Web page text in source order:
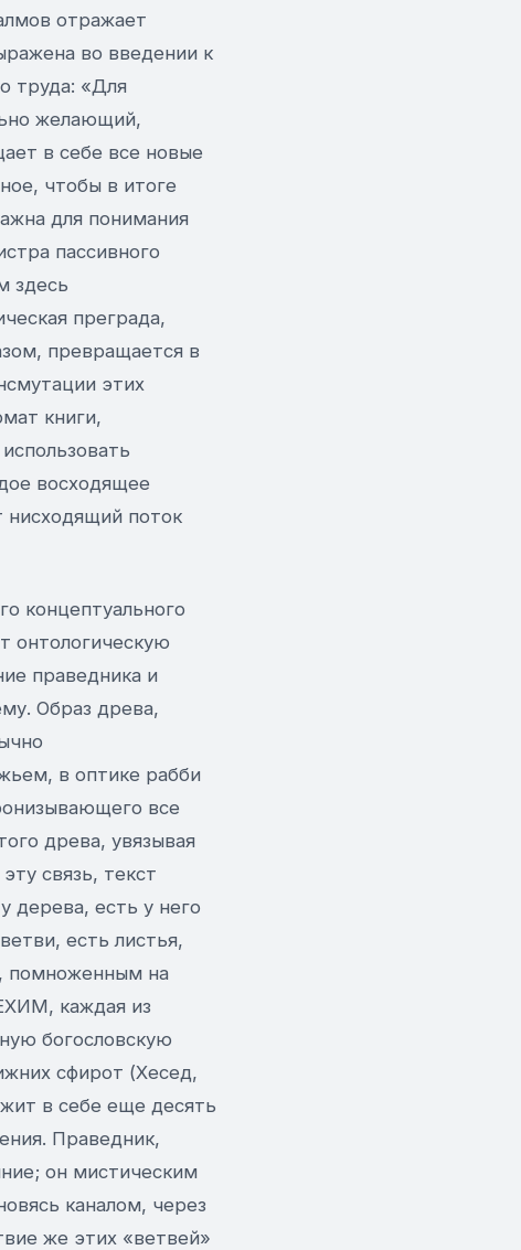
отражает
во введении к
труда: «Для
желающий,
в себе все новые
чтобы в итоге
для понимания
пассивного
здесь
преграда,
превращается в
этих
книги,
восходящее
нисходящий поток
концептуального
онтологическую
праведника и
Образ древа,
в оптике рабби
все
древа, увязывая
связь, текст
дерева, есть у него
есть листья,
помноженным на
каждая из
богословскую
сфирот (Хесед,
в себе еще десять
Праведник,
он мистическим
каналом, через
же этих «ветвей»